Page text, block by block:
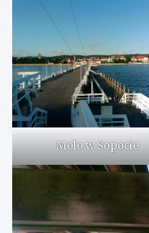
Molo w Sopocie